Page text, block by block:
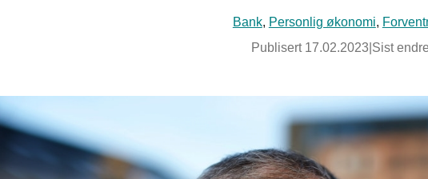
Bank, Personlig økonomi,
Publisert 17.02.2023 Sist